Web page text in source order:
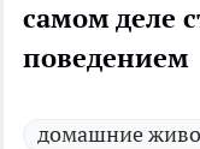
самом деле
поведением
домашние